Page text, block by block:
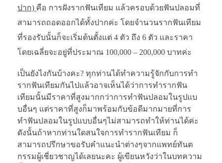
ปาก) คือ การฝังรากฟันเทียม แล้วครอบด้วยฟันปลอมที่
สามารถถอดออกได้ทั้งปากค่ะ โดยจำนวนรากฟันเทียม
ที่รองรับนั้นก็จะเริ่มต้นตั้งแต่ 4 ตัว ถึง 6 ตัว และราคา
โดยเฉลี่ยจะอยู่ที่ประมาณ 100,000 – 200,000 บาทค่ะ
เป็นยังไงกันบ้างคะ? ทุกท่านได้ทำความรู้จักกับการทำ
รากฟันเทียมกันไปแล้วอาจเห็นได้ว่าการทำรากฟัน
เทียมนั้นมีราคาที่สูงมากกว่าการทำฟันปลอมในรูปแบ
บอื่นๆ แต่ราคาที่สูงก็มาพร้อมกับข้อดีมากมายที่การ
ทำฟันปลอมในรูปแบบอื่นๆไม่สามารถทำให้ท่านได้ค่ะ
ดังนั้นถ้าหากท่านใดสนใจการทำรากฟันเทียม ก็
สามารถปรึกษาขอรับคำแนะนำต่างๆจากแพทย์ทันต
กรรมผู้เชี่ยวชาญได้เลยนะคะ ผู้เขียนหวังว่าในบทความ